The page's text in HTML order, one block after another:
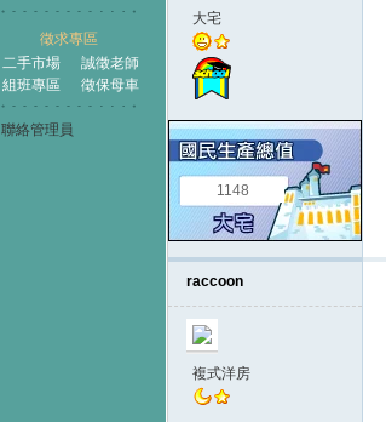
徵求專區
二手市場
誠徵老師
組班專區
徵保母車
聯絡管理員
大宅
1148
raccoon
複式洋房